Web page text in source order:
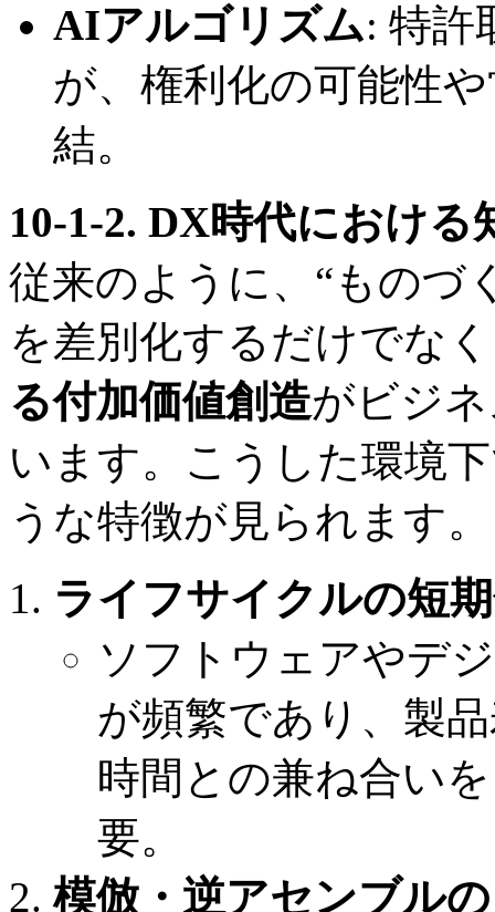
AIアルゴリズム: 特許
が、権利化の可能性
結。
10-1-2. DX時代における
従来のように、“ものづ
を差別化するだけでな
る付加価値創造がビジ
います。こうした環境
うな特徴が見られます。
ライフサイクルの短
ソフトウェアやデ
が頻繁であり、製
時間との兼ね合い
要。
模倣・逆アセンブル